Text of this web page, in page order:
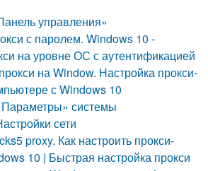
управления»
с паролем. Windows 10 -
на уровне ОС с аутентификацией
на Window. Настройка прокси-
с Windows 10
системы
сети
proxy. Как настроить прокси-
10 | Быстрая настройка прокси